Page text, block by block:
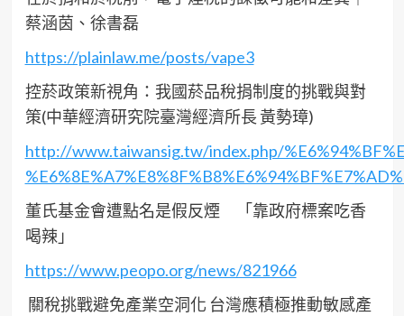
蔡涵茵、徐書磊
https://plainlaw.me/posts/vape3
控菸政策新視角：我國菸品稅捐制度的挑戰與對
策(中華經濟研究院臺灣經濟所長 黃勢璋)
http://www.taiwansig.tw/index.php/
董氏基金會遭點名是假反煙 「靠政府標案吃香
喝辣」
https://www.peopo.org/news/821966
關稅挑戰避免產業空洞化 台灣應積極推動敏感產